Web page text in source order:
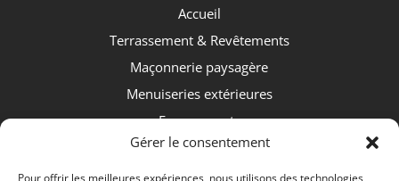
Gérer le consentement
Pour offrir les meilleures expériences, nous utilisons des technologies
Accueil
Terrassement & Revêtements
Maçonnerie paysagère
Menuiseries extérieures
Espaces verts
Nos réalisations